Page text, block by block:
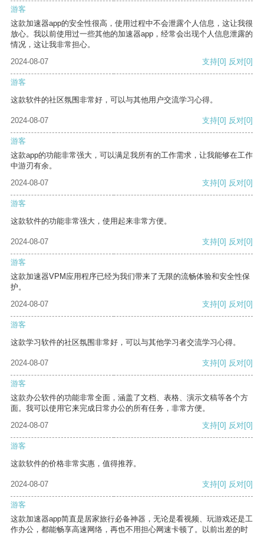
游客
这款加速器app的安全性很高，使用过程中不会泄露个人信息，这让我很
放心。我以前使用过一些其他的加速器app，经常会出现个人信息泄露的
情况，这让我非常担心。
2024-08-07
支持[0] 反对[0]
游客
这款软件的社区氛围非常好，可以与其他用户交流学习心得。
2024-08-07 支持[0] 反对[0]
游客
这款app的功能非常强大，可以满足我所有的工作需求，让我能够在工作
中游刃有余。
2024-08-07
支持[0] 反对[0]
游客
这款软件的功能非常强大，使用起来非常方便。
2024-08-07 支持[0] 反对[0]
游客
这款加速器VPM应用程序已经为我们带来了无限的流畅体验和安全性保
护。
2024-08-07
支持[0] 反对[0]
游客
这款学习软件的社区氛围非常好，可以与其他学习者交流学习心得。
2024-08-07 支持[0] 反对[0]
游客
这款办公软件的功能非常全面，涵盖了文档、表格、演示文稿等各个方
面。我可以使用它来完成日常办公的所有任务，非常方便。
2024-08-07
支持[0] 反对[0]
游客
这款软件的价格非常实惠，值得推荐。
2024-08-07 支持[0] 反对[0]
游客
这款加速器app简直是居家旅行必备神器，无论是看视频、玩游戏还是工
作办公，都能畅享高速网络，再也不用担心网速卡顿了。以前出差的时